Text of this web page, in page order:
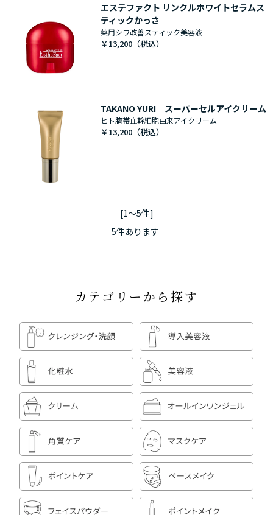
エステファクト リンクルホワイトセラムス
ティックかっさ
薬用シワ改善スティック美容液
￥13,200
TAKANO YURI スーパーセルアイクリーム
ヒト臍帯血幹細胞由来アイクリーム
￥13,200
[1～5件]
5件あります
カテゴリーから探す